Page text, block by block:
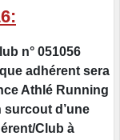
n° 051056
adhérent sera
Athlé Running
surcout d’une
Club à